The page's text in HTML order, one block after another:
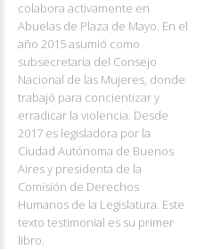
colabora activamente en
Abuelas de Plaza de Mayo. En el
año 2015 asumió como
subsecretaria del Consejo
Nacional de las Mujeres, donde
trabajó para concientizar y
erradicar la violencia. Desde
2017 es legisladora por la
Ciudad Autónoma de Buenos
Aires y presidenta de la
Comisión de Derechos
Humanos de la Legislatura. Este
texto testimonial es su primer
libro.